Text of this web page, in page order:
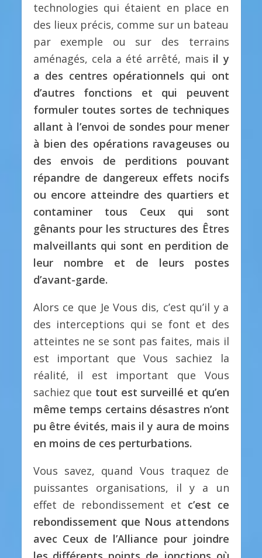
technologies qui étaient en place en
des lieux précis, comme sur un bateau
par exemple ou sur des terrains
aménagés, cela a été arrêté, mais il y
a des centres opérationnels qui ont
d’autres fonctions et qui peuvent
formuler toutes sortes de techniques
allant à l’envoi de sondes pour mener
à bien des opérations ravageuses ou
des envois de perditions pouvant
répandre de dangereux effets nocifs
ou encore atteindre des quartiers et
contaminer tous Ceux qui sont
gênants pour les structures des Êtres
malveillants qui sont en perdition de
leur nombre et de leurs postes
d’avant-garde.
Alors ce que Je Vous dis, c’est qu’il y a
des interceptions qui se font et des
atteintes ne se sont pas faites, mais il
est important que Vous sachiez la
réalité, il est important que Vous
sachiez que tout est surveillé et qu’en
même temps certains désastres n’ont
pu être évités, mais il y aura de moins
en moins de ces perturbations.
Vous savez, quand Vous traquez de
puissantes organisations, il y a un
effet de rebondissement et c’est ce
rebondissement que Nous attendons
avec Ceux de l’Alliance pour joindre